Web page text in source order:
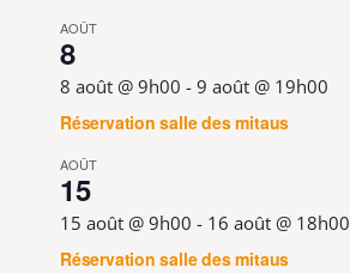
AOÛT
8
8 août @ 9h00 - 9 août @ 19h00
Réservation salle des mitaus
AOÛT
15
15 août @ 9h00 - 16 août @ 18h00
Réservation salle des mitaus